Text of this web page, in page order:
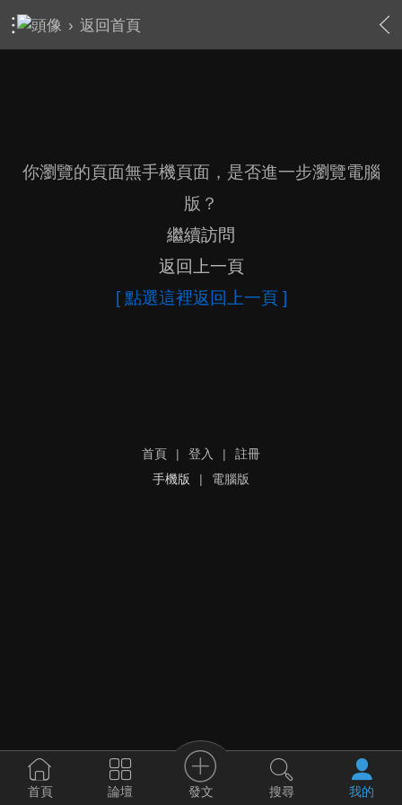
› 返回首頁
你瀏覽的頁面無手機頁面，是否進一步瀏覽電腦
版？
繼續訪問
返回上一頁
[ 點選這裡返回上一頁 ]
首頁 | 登入 |
註冊
手機版
| 電腦版
首頁 論壇 發文 搜尋 我的